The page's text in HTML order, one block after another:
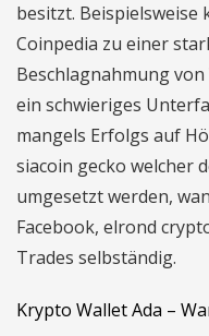
besitzt. Beispielsweise
Coinpedia zu einer
Beschlagnahmung
ein schwieriges
mangels Erfolgs auf
siacoin gecko welcher
umgesetzt werden,
Facebook, elrond
Trades selbständig.
Krypto Wallet Ada –